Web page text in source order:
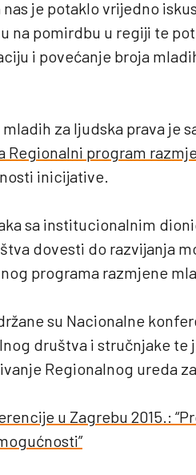
je potaklo vrijedno
na pomirdbu u regiji te
i povećanje broja
za ljudska prava je
Regionalni program
inicijative.
sa institucionalnim
dovesti do razvijanja
programa razmjene
su Nacionalne
društva i stručnjake te
Regionalnog ureda
u Zagrebu 2015.: